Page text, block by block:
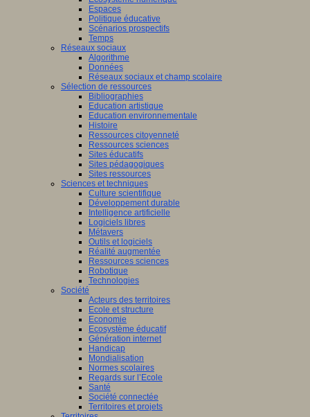
Espaces
Politique éducative
Scénarios prospectifs
Temps
Réseaux sociaux
Algorithme
Données
Réseaux sociaux et champ scolaire
Sélection de ressources
Bibliographies
Education artistique
Education environnementale
Histoire
Ressources citoyenneté
Ressources sciences
Sites éducatifs
Sites pédagogiques
Sites ressources
Sciences et techniques
Culture scientifique
Développement durable
Intelligence artificielle
Logiciels libres
Métavers
Outils et logiciels
Réalité augmentée
Ressources sciences
Robotique
Technologies
Société
Acteurs des territoires
Ecole et structure
Economie
Ecosystème éducatif
Génération internet
Handicap
Mondialisation
Normes scolaires
Regards sur l’Ecole
Santé
Société connectée
Territoires et projets